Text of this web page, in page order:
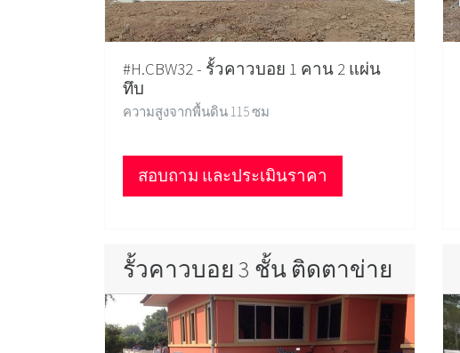
#H.CBW32 - รั้วคาวบอย 1 คาน 2 แผ่น
ทึบ
ความสูงจากพื้นดิน 115 ซม
สอบถาม และประเมินราคา
รั้วคาวบอย 3 ชั้น ติดตาข่าย